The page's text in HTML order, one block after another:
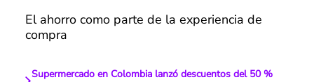
El ahorro como parte de la experiencia de
compra
Supermercado en Colombia lanzó descuentos del 50 %